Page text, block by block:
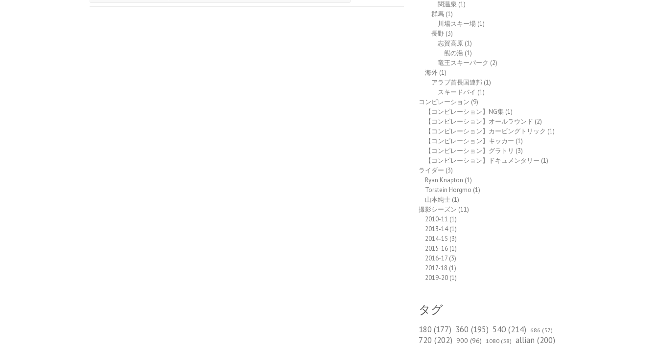
関温泉 (1)
群馬 (1)
川場スキー場 (1)
長野 (3)
志賀高原 (1)
熊の湯 (1)
竜王スキーパーク (2)
海外 (1)
アラブ首長国連邦 (1)
スキードバイ (1)
コンピレーション (9)
【コンピレーション】NG集 (1)
【コンピレーション】オールラウンド (2)
【コンピレーション】カービングトリック (1)
【コンピレーション】キッカー (1)
【コンピレーション】グラトリ (3)
【コンピレーション】ドキュメンタリー (1)
ライダー (3)
Ryan Knapton (1)
Torstein Horgmo (1)
山本純士 (1)
撮影シーズン (11)
2010-11 (1)
2013-14(1)
2014-15 (3)
2015-16 (1)
2016-17 (3)
2017-18 (1)
2019-20 (1)
タグ
180 (177) 360 (195) 540 (214) 686 (57)
720 (202) 900 (96) 1080 (58) allian (200)